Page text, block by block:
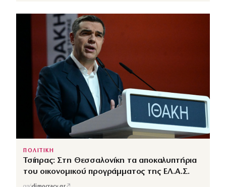
ΠΟΛΙΤΙΚΗ
Τσίπρας: Στη Θεσσαλονίκη τα αποκαλυπτήρια
του οικονομικού προγράμματος της ΕΛ.Α.Σ.